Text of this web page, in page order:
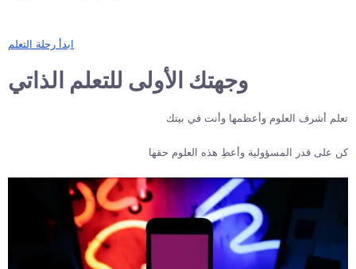
ابدأ رحلة التعلم
وجهتك الأولى للتعلم الذاتي
تعلم أشرف العلوم وأعظمها وأنت في بيتك
كن على قدر المسؤولية وأعطِ هذه العلوم حقها